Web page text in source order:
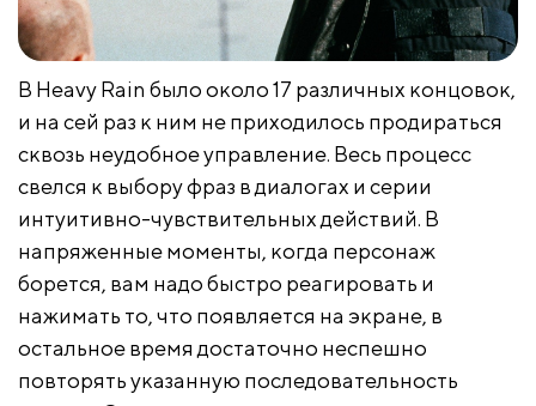
В Heavy Rain было около 17 различных концовок,
и на сей раз к ним не приходилось продираться
сквозь неудобное управление. Весь процесс
свелся к выбору фраз в диалогах и серии
интуитивно-чувствительных действий. В
напряженные моменты, когда персонаж
борется, вам надо быстро реагировать и
нажимать то, что появляется на экране, в
остальное время достаточно неспешно
повторять указанную последовательность